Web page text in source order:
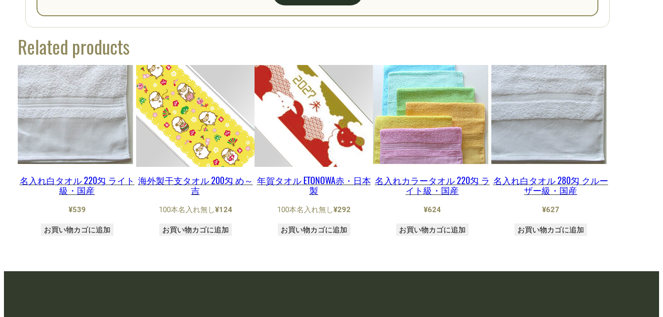
Related products
名入れ白タオル 220匁 ライト
級・国産
¥539
お買い物カゴに追加
海外製干支タオル 200匁 め～
吉
100本名入れ無し¥124
お買い物カゴに追加
年賀タオル ETONOWA赤・日本
製
100本名入れ無し¥292
お買い物カゴに追加
名入れカラータオル 220匁 ラ
イト級・国産
¥624
お買い物カゴに追加
名入れ白タオル 280匁 クルー
ザー級・国産
¥627
お買い物カゴに追加